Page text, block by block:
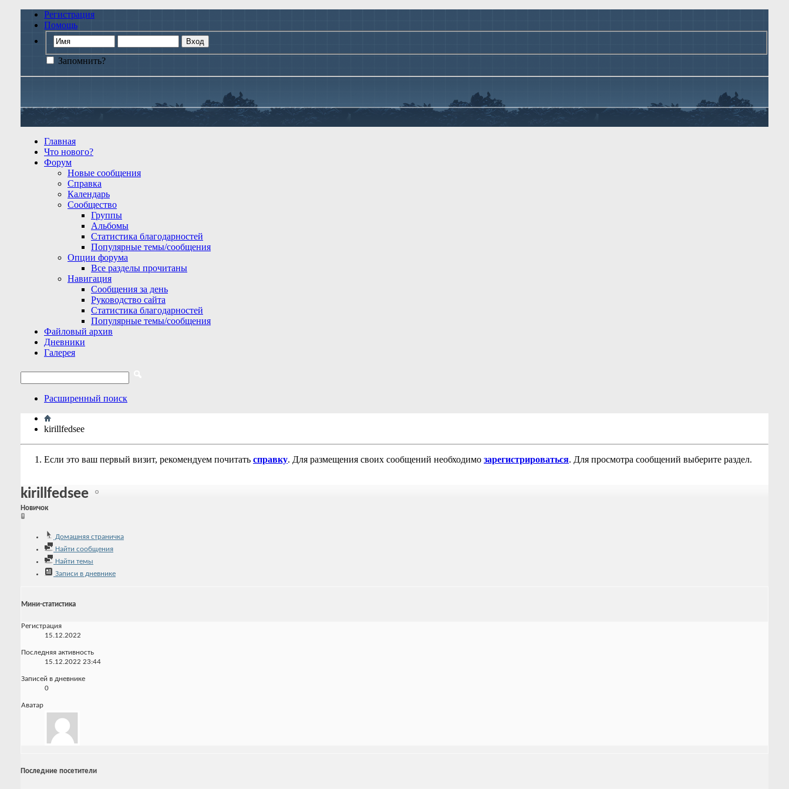
Регистрация
Помощь
Запомнить?
Главная
Что нового?
Форум
Новые сообщения
Справка
Календарь
Сообщество
Группы
Альбомы
Статистика благодарностей
Популярные темы/сообщения
Опции форума
Все разделы прочитаны
Навигация
Сообщения за день
Руководство сайта
Статистика благодарностей
Популярные темы/сообщения
Файловый архив
Дневники
Галерея
Расширенный поиск
kirillfedsee
Если это ваш первый визит, рекомендуем почитать справку. Для размещения своих сообщений необходимо зарегистрироваться. Для просмотра сообщений выберите раздел.
kirillfedsee
Новичок
Домашняя страничка
Найти сообщения
Найти темы
Записи в дневнике
Мини-статистика
Регистрация
15.12.2022
Последняя активность
15.12.2022 23:44
Записей в дневнике
0
Аватар
Последние посетители